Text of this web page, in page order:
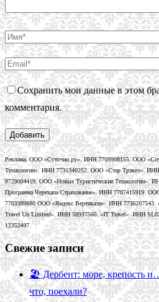
Сохранить мои данные в этом
комментария.
Реклама. ООО «Суточно.ру». ИНН 7709908155. ООО
Технологии». ИНН 7731340252. ООО «Стар Трэвел».
9729004419. ООО «Новые Туристические Технологии».
Программа Черехапа Страхование». ИНН 7707415919.
7703389880 ООО «Яндекс Вертикали». ИНН
Travel Un Limited». ИНН 58937560. «IT Travel». ИНН
12352497.
Свежие записи
🏖️ Дербент: море, крепость
что, поехали?